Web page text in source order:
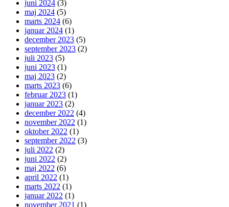
juni 2024 (3)
maj 2024 (5)
marts 2024 (6)
januar 2024 (1)
december 2023 (5)
september 2023 (2)
juli 2023 (5)
juni 2023 (1)
maj 2023 (2)
marts 2023 (6)
februar 2023 (1)
januar 2023 (2)
december 2022 (4)
november 2022 (1)
oktober 2022 (1)
september 2022 (3)
juli 2022 (2)
juni 2022 (2)
maj 2022 (6)
april 2022 (1)
marts 2022 (1)
januar 2022 (1)
november 2021 (1)